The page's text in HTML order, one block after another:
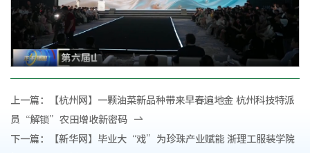
上一篇：
【杭州网】一颗油菜新品种带来早春遍地金 杭州科技特派
员“解锁”农田增收新密码
下一篇：
【新华网】毕业大“戏”为珍珠产业赋能 浙理工服装学院